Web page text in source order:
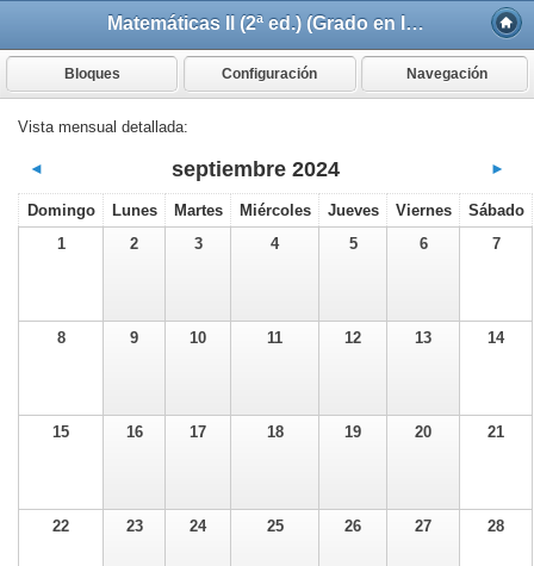
Matemáticas II (2ª ed.) (Grado en Ingeniería en Tecnologías Industriales)
Bloques Configuración Navegación
Vista mensual detallada:
◄ septiembre 2024 ►
Domingo Lunes Martes Miércoles Jueves Viernes
Sábado
1
2 3 4 5 6 7
8 9 10 11 12 13 14
15 16 17 18 19 20 21
22 23 24 25 26 27 28